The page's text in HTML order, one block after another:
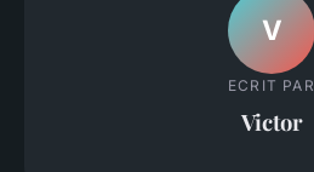
V
ECRIT PAR
Victor